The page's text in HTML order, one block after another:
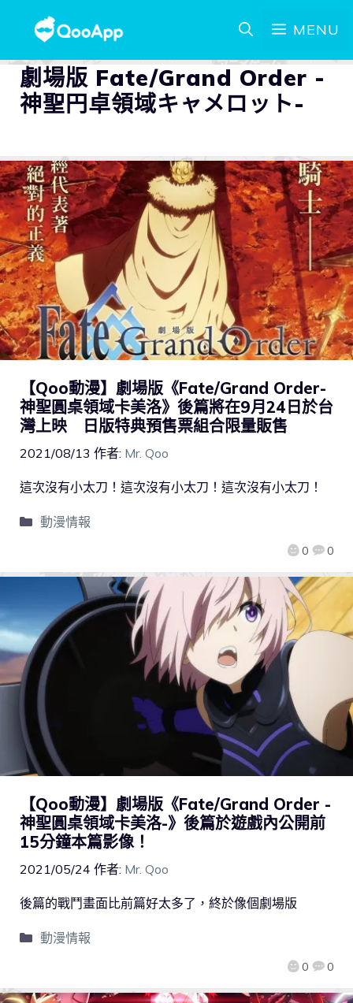
MENU
劇場版 Fate/Grand Order -
神聖円卓領域キャメロット-
【Qoo動漫】劇場版《Fate/Grand Order-
神聖圓桌領域卡美洛》後篇將在9月24日於台
灣上映 日版特典預售票組合限量販售
2021/08/13 作者: Mr. Qoo
0 0
這次沒有小太刀！這次沒有小太刀！這次沒有小太刀！
動漫情報
【Qoo動漫】劇場版《Fate/Grand Order -
神聖圓桌領域卡美洛-》後篇於遊戲內公開前
15分鐘本篇影像！
2021/05/24 作者: Mr. Qoo
0 0
後篇的戰鬥畫面比前篇好太多了，終於像個劇場版
動漫情報